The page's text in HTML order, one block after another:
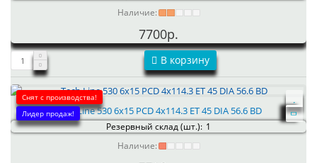
Наличие:
7700р.
В корзину
Снят с производства!
Лидер продаж!Tech Line 530 6x15 PCD 4x114.3 ET 45 DIA 56.6 BD
Резервный склад (шт.): 1
Наличие: